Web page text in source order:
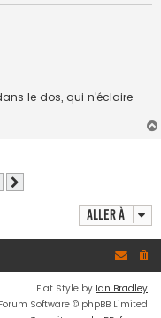
le dos, qui n'éclaire
Aller à
Flat Style by Ian Bradley
Software © phpBB Limited